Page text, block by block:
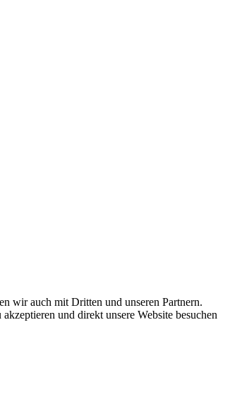
wir auch mit Dritten und unseren Partnern.
und direkt unsere Website besuchen